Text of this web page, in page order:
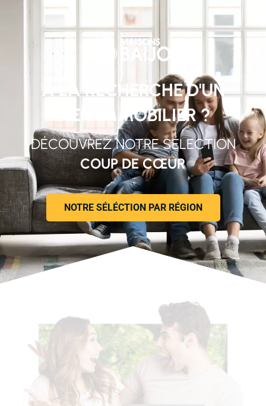
À LA RECHERCHE D'UN
BIEN IMMOBILIER ?
DÉCOUVREZ NOTRE SÉLECTION
COUP DE CŒUR
NOTRE SÉLÉCTION PAR RÉGION